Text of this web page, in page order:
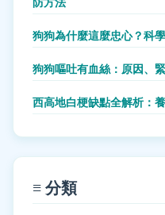
狗狗為什麼這麼忠心？科
狗狗嘔吐有血絲：原因、
西高地白梗缺點全解析：
≡ 分類